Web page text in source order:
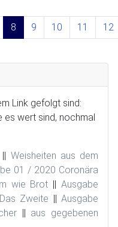
8 9 10 11 12
Link gefolgt sind:
es wert sind, nochmal
|| Weisheiten aus dem
01 / 2020 Coronära
wie Brot ||Ausgabe
Zweite ||Ausgabe
|| aus gegebenen